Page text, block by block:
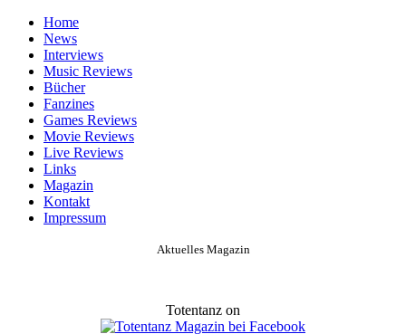
Home
News
Interviews
Music Reviews
Bücher
Fanzines
Games Reviews
Movie Reviews
Live Reviews
Links
Magazin
Kontakt
Impressum
Aktuelles Magazin
Totentanz on